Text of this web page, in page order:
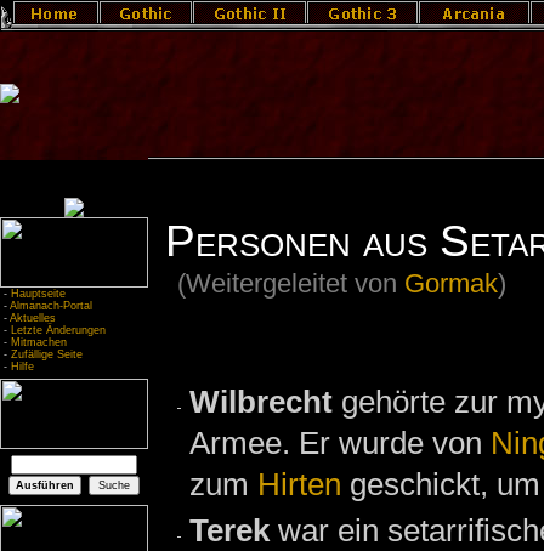
- Hauptseite
- Almanach-Portal
- Aktuelles
- Letzte Änderungen
- Mitmachen
- Zufällige Seite
- Hilfe
Personen aus
(Weitergeleitet von Gormak)
Wilbrecht gehörte zur
Armee. Er wurde von
zum Hirten geschickt,
Terek war ein